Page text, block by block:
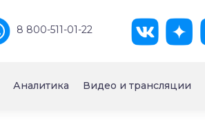
8 800-511-01-22
Аналитика Видео и трансляции